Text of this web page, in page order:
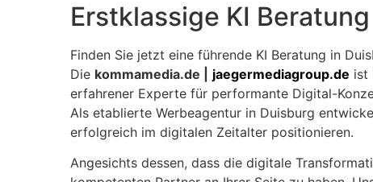
Erstklassige KI
Finden Sie jetzt eine führende KI Beratung in
Die kommamedia.de | jaegermediagroup.de ist
erfahrener Experte für performante Digital-
Als etablierte Werbeagentur in Duisburg
erfolgreich im digitalen Zeitalter positionieren.
Angesichts dessen, dass die digitale